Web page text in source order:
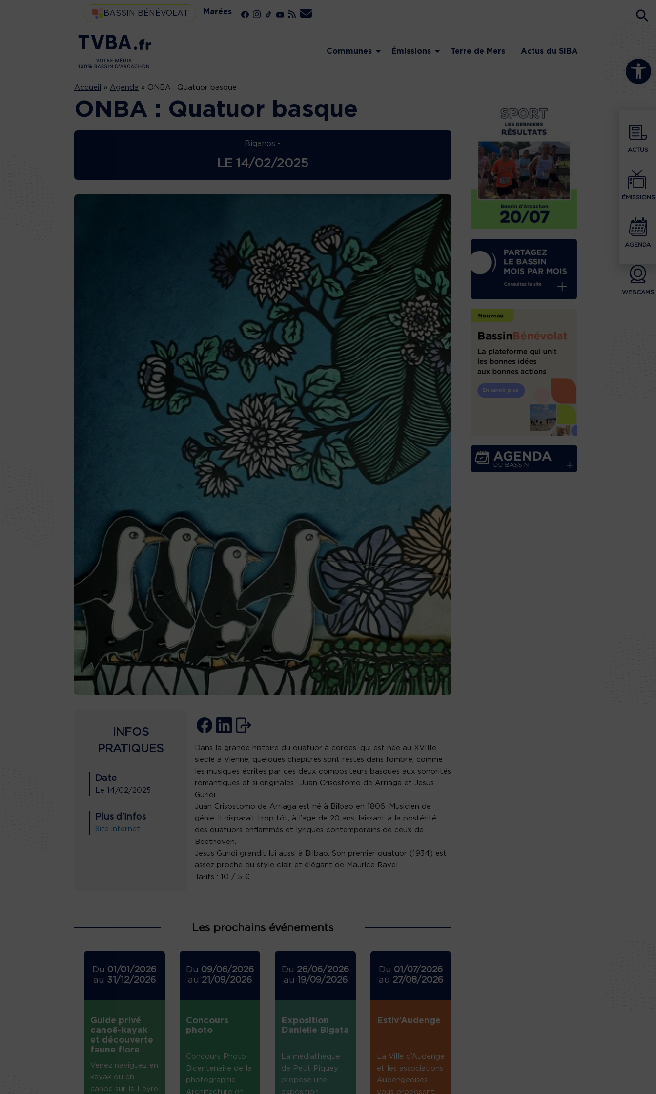
Ouvrir la
ACTUS
ÉMISSIONS
AGENDA
WEBCAMS
BASSIN BÉNÉVOLAT Marées
Communes Émissions Terre de Mers Actus du SIBA
Accueil » Agenda » ONBA : Quatuor basque
ONBA : Quatuor basque
Biganos -
LE14/02/2025
INFOS
PRATIQUES
Date
Le 14/02/2025
Plus d'infos
Site internet
Dans la grande histoire du quatuor à cordes, qui est née au XVIIIe
siècle à Vienne, quelques chapitres sont restés dans l’ombre, comme
les musiques écrites par ces deux compositeurs basques aux sonorités
romantiques et si originales : Juan Crisostomo de Arriaga et Jesus
Guridi.
Juan Crisostomo de Arriaga est né à Bilbao en 1806. Musicien de
génie, il disparait trop tôt, à l’age de 20 ans, laissant à la postérité
des quatuors enflammés et lyriques contemporains de ceux de
Beethoven.
Jesus Guridi grandit lui aussi à Bilbao. Son premier quatuor (1934) est
assez proche du style clair et élégant de Maurice Ravel.
Tarifs : 10 / 5 €
Les prochains événements
Du 01/01/2026
au 31/12/2026
Guide privé
canoë-kayak
et découverte
faune flore
Venez naviguez en
kayak ou en
canoë sur la Leyre
Du 09/06/2026
au 21/09/2026
Concours
photo
Concours Photo
Bicentenaire de la
photographie
Architecture en
Du 26/06/2026
au 19/09/2026
Exposition
Danielle Bigata
La médiathèque
de Petit Piquey
propose une
exposition
Du 01/07/2026
au 27/08/2026
Estiv’Audenge
La Ville d’Audenge
et les associations
Audengeoises
vous proposent